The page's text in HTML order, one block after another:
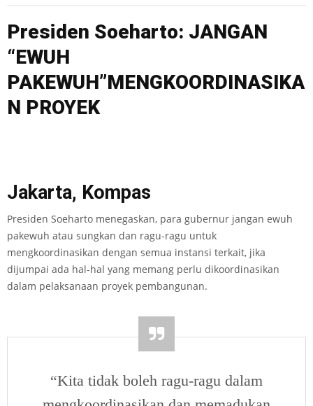
Presiden Soeharto: JANGAN
“EWUH
PAKEWUH”MENGKOORDINASIKA
N PROYEK
Jakarta, Kompas
Presiden Soeharto menegaskan, para gubernur jangan ewuh
pakewuh atau sungkan dan ragu-ragu untuk
mengkoordinasikan dengan semua instansi terkait, jika
dijumpai ada hal-hal yang memang perlu dikoordinasikan
dalam pelaksanaan proyek pembangunan.
“Kita tidak boleh ragu-ragu dalam